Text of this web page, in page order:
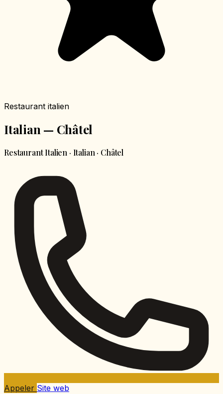
Restaurant italien
Italian — Châtel
Restaurant Italien · Italian · Châtel
Appeler Site web